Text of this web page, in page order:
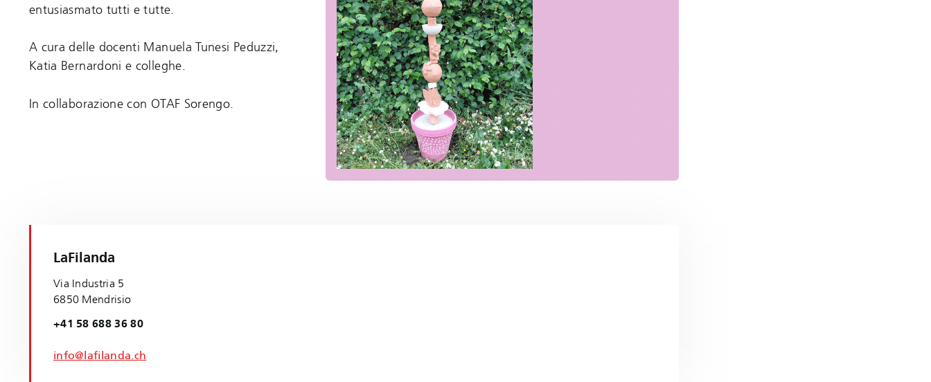
entusiasmato tutti e tutte.
A cura delle docenti Manuela Tunesi Peduzzi,
Katia Bernardoni e colleghe.
In collaborazione con OTAF Sorengo.
LaFilanda
Via Industria 5
6850 Mendrisio
+41 58 688 36 80
info@lafilanda.ch